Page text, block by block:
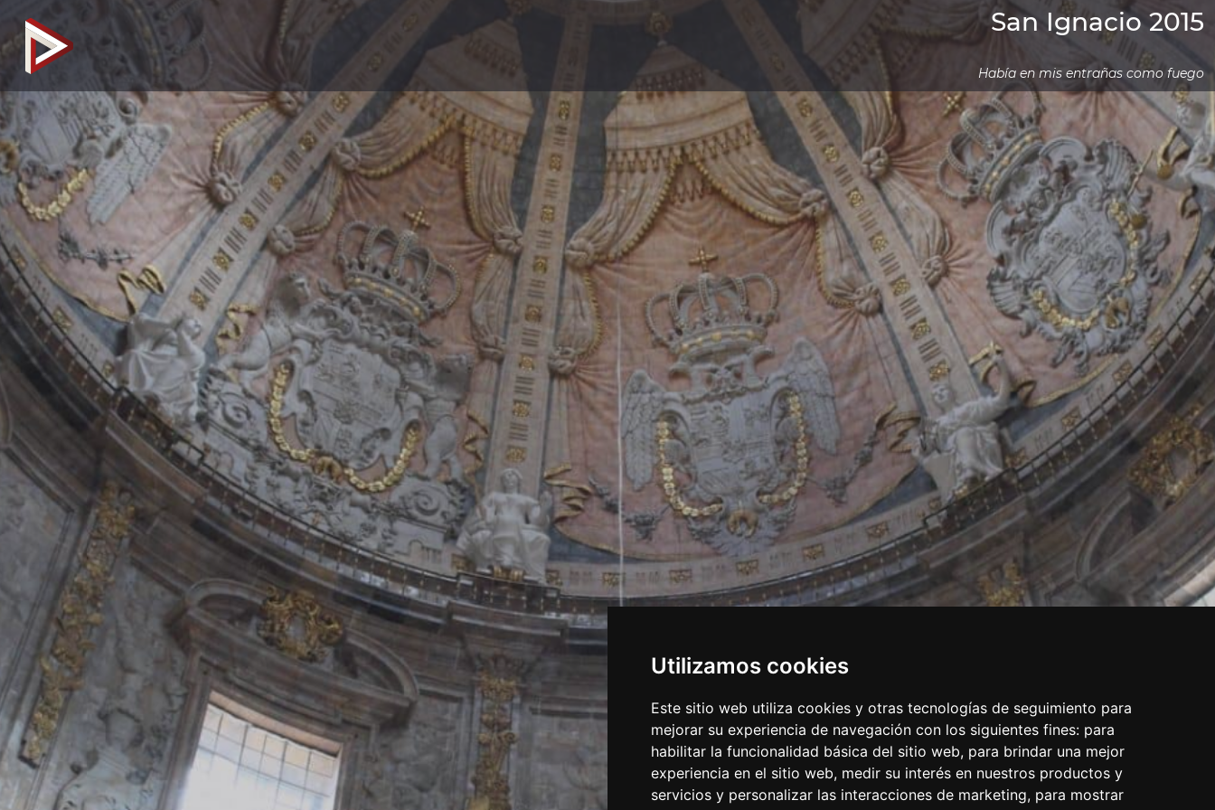
Utilizamos cookies
Este sitio web utiliza cookies y otras tecnologías de seguimiento para
mejorar su experiencia de navegación con los siguientes fines: para
habilitar la funcionalidad básica del sitio web, para brindar una mejor
experiencia en el sitio web, medir su interés en nuestros productos y
servicios y personalizar las interacciones de marketing, para mostrar
San Ignacio 2015
Había en mis entrañas como fuego